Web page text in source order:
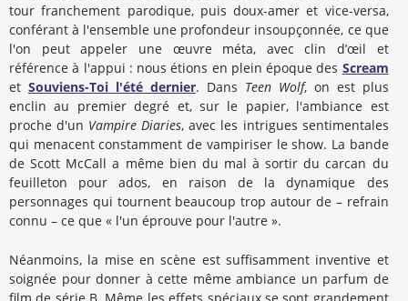
tour franchement parodique, puis doux-amer et vice-versa,
conférant à l'ensemble une profondeur insoupçonnée, ce que
l'on peut appeler une œuvre méta, avec clin d’œil et
référence à l'appui : nous étions en plein époque des Scream
et Souviens-Toi l'été dernier. Dans Teen Wolf, on est plus
enclin au premier degré et, sur le papier, l'ambiance est
proche d'un Vampire Diaries, avec les intrigues sentimentales
qui menacent constamment de vampiriser le show. La bande
de Scott McCall a même bien du mal à sortir du carcan du
feuilleton pour ados, en raison de la dynamique des
personnages qui tournent beaucoup trop autour de – refrain
connu – ce que « l'un éprouve pour l'autre ».
Néanmoins, la mise en scène est suffisamment inventive et
soignée pour donner à cette même ambiance un parfum de